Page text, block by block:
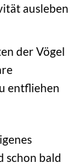
ausleben
der Vögel
entfliehen
schon bald